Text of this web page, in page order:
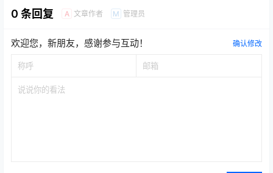
0 条回复 A 文章作者 M 管理员
欢迎您，新朋友，感谢参与互动！ 确认修改